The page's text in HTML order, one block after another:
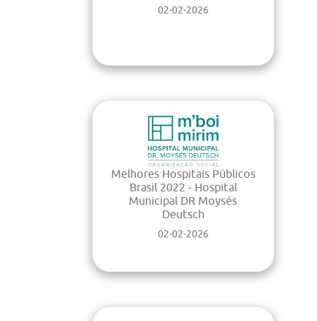
02-02-2026
Melhores Hospitais Públicos
Brasil 2022 - Hospital
Municipal DR Moysés
Deutsch
02-02-2026